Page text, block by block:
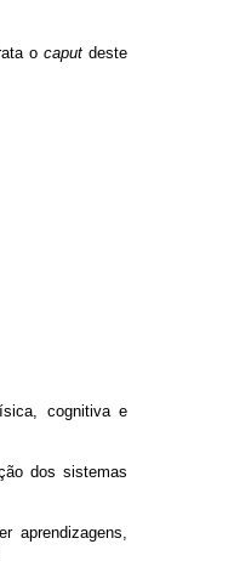
ocaput deste
cognitiva e
dos sistemas
aprendizagens,